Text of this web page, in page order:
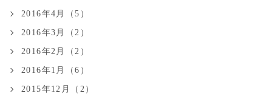
2016年4月（5）
2016年3月（2）
2016年2月（2）
2016年1月（6）
2015年12月（2）